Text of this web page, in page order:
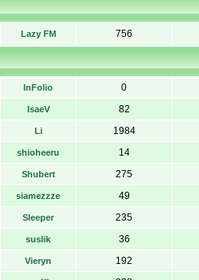
Lazy FM 756
InFolio 0
IsaeV 82
Li 1984
shioheeru 14
Shubert 275
siamezzze 49
Sleeper 235
suslik 36
Vieryn 192